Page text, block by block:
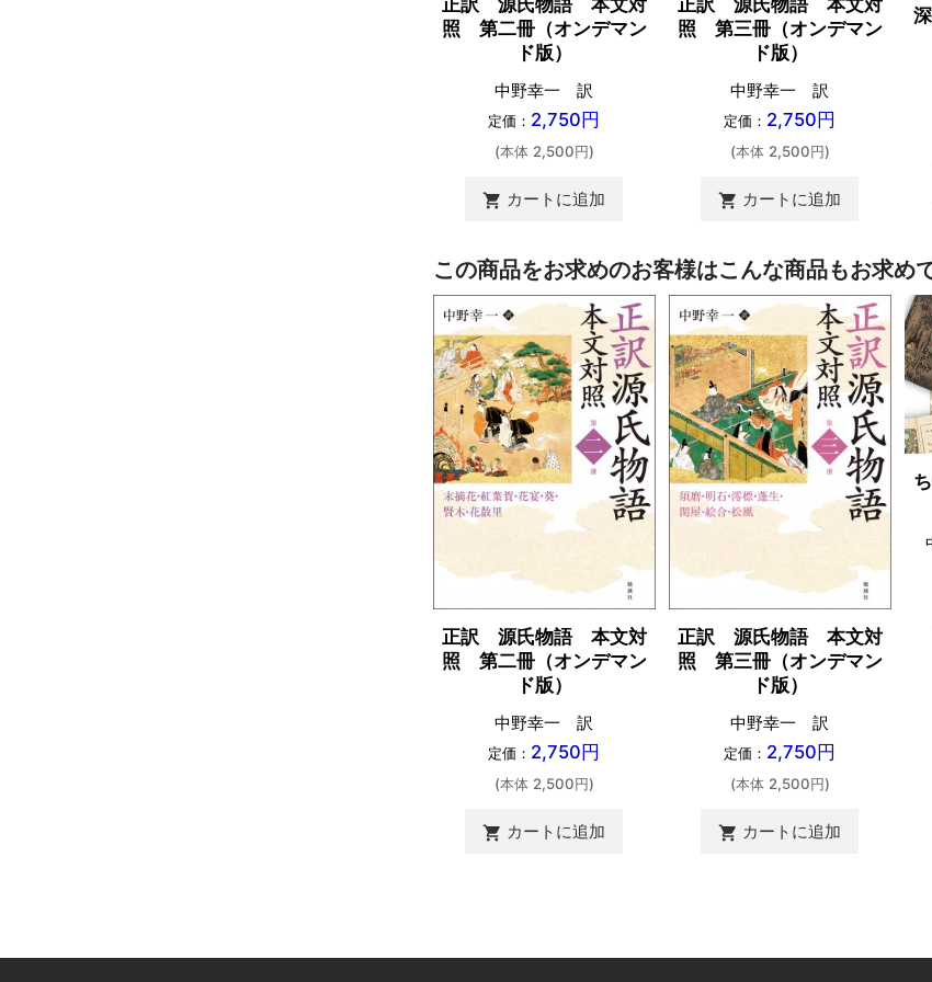
照 第二冊（オンデマン
ド版）
中野幸一 訳
定価： 2,750円
(本体 2,500円)
shopping_cart カートに追加
照 第三冊（オンデマン
ド版）
中野幸一 訳
定価： 2,750円
(本体 2,500円)
shopping_cart カートに追加
この商品をお求めのお客様はこんな商品もお求めで
正訳 源氏物語 本文対
照 第二冊（オンデマン
ド版）
中野幸一 訳
定価： 2,750円
(本体 2,500円)
shopping_cart カートに追加
正訳 源氏物語 本文対
照 第三冊（オンデマン
ド版）
中野幸一 訳
定価： 2,750円
(本体 2,500円)
shopping_cart カートに追加